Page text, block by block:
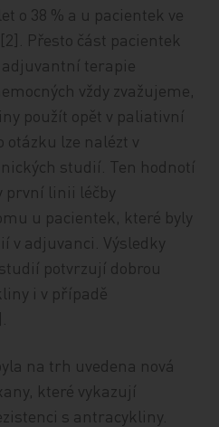
o 38 % a u pacientek ve
Přesto část pacientek
terapie
vždy zvažujeme,
použít opět v paliativní
otázku lze nalézt v
studií. Ten hodnotí
první linii léčby
u pacientek, které byly
v adjuvanci. Výsledky
potvrzují dobrou
i v případě
na trh uvedena nová
které vykazují
s antracykliny.